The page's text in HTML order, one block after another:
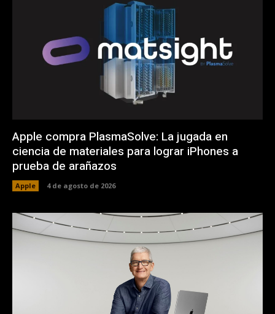
Apple compra PlasmaSolve: La jugada en
ciencia de materiales para lograr iPhones a
prueba de arañazos
Apple 4 de agosto de 2026